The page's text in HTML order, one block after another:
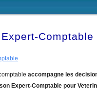
accompagne les
Expert-Comptable pour